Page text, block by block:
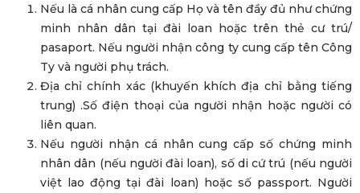
Nếu là cá nhân cung cấp Họ và tên đầy đủ như chứng
minh nhân dân tại đài loan hoặc trên thẻ cư trú/
pasaport. Nếu người nhận công ty cung cấp tên Công
Ty và người phụ trách.
Địa chỉ chính xác (khuyến khích địa chỉ bằng tiếng
trung) .Số điện thoại của người nhận hoặc người có
liên quan.
Nếu người nhận cá nhân cung cấp số chứng minh
nhân dân (nếu người đài loan), số di cứ trú (nếu người
việt lao động tại đài loan) hoặc số passport. Người